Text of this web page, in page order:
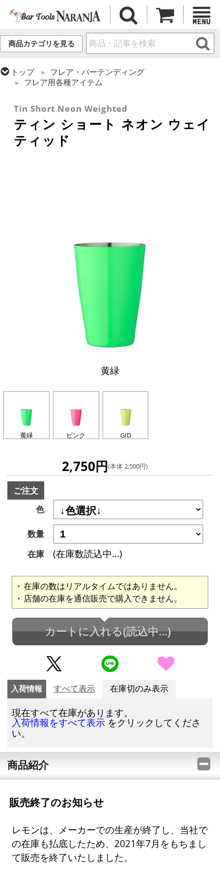
商品カテゴリを見る
トップ
フレア・バーテンディング
フレア用各種アイテム
Tin Short Neon Weighted
ティン ショート ネオン ウェイ
ティッド
黄緑
黄緑 ピンク GID
2,750円(本体 2,500円)
ご注文
色
数量
在庫
(在庫数読込中...)
在庫の数はリアルタイムではありません。
店舗の在庫を通信販売で購入できません。
カートに入れる(読込中...)
入荷情報 すべて表示 在庫切のみ表示
現在すべて在庫があります。
入荷情報をすべて表示 をクリックしてくださ
い。
商品紹介
販売終了のお知らせ
レモンは、メーカーでの生産が終了し、当社で
の在庫も払底したため、2021年7月をもちまし
て販売を終了いたしました。